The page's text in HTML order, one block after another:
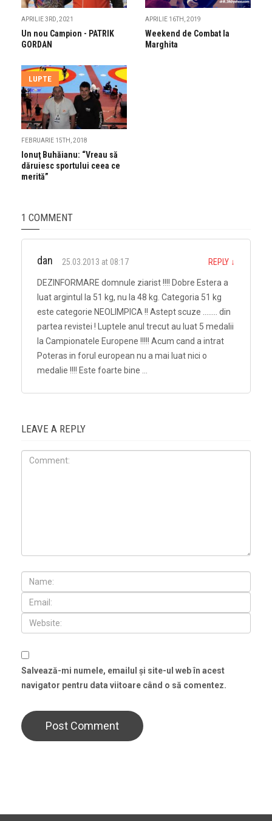
APRILIE 3RD, 2021
Un nou Campion - PATRIK
GORDAN
APRILIE 16TH, 2019
Weekend de Combat la
Marghita
LUPTE
FEBRUARIE 15TH, 2018
Ionuţ Buhăianu: “Vreau să
dăruiesc sportului ceea ce
merită”
1 COMMENT
dan 25.03.2013 at 08:17 REPLY ↓
DEZINFORMARE domnule ziarist !!!! Dobre Estera a
luat argintul la 51 kg, nu la 48 kg. Categoria 51 kg
este categorie NEOLIMPICA !! Astept scuze …….. din
partea revistei ! Luptele anul trecut au luat 5 medalii
la Campionatele Europene !!!!! Acum cand a intrat
Poteras in forul european nu a mai luat nici o
medalie !!!! Este foarte bine …
LEAVE A REPLY
Salvează-mi numele, emailul și site-ul web în acest
navigator pentru data viitoare când o să comentez.